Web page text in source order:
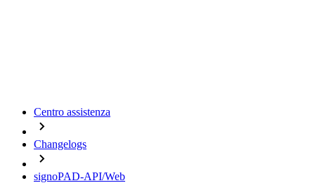
Centro assistenza
Changelogs
signoPAD-API/Web